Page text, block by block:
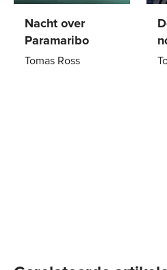
Nacht over
Paramaribo
Tomas Ross